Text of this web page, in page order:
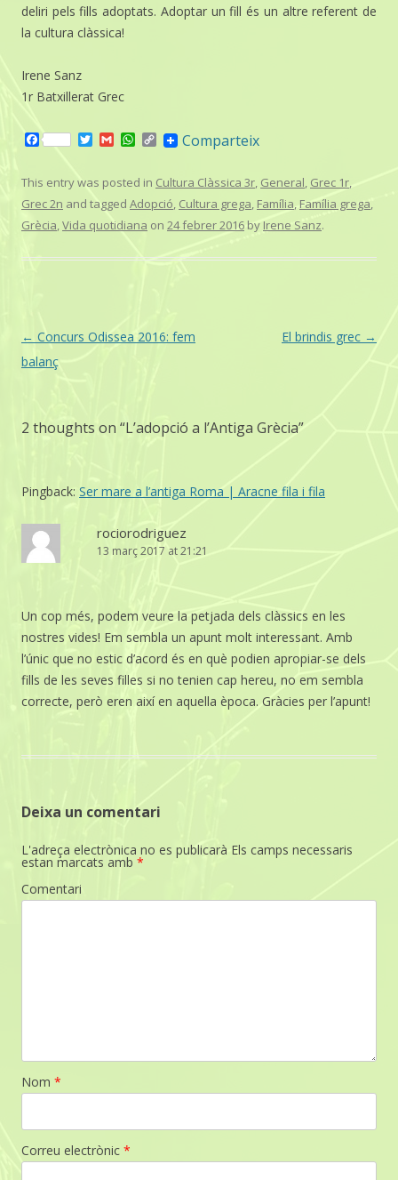
deliri pels fills adoptats. Adoptar un fill és un altre referent de
la cultura clàssica!
Irene Sanz
1r Batxillerat Grec
F
e
o
o
T
t
e
r
G
i
W
t
A
p
C
o
y
i
n
Comparteix
This entry was posted in Cultura Clàssica 3r, General, Grec 1r,
Grec 2n and tagged Adopció, Cultura grega, Família, Família grega,
Grècia,Vida quotidiana on 24 febrer 2016 byIrene Sanz.
Post
navigation
← Concurs Odissea 2016: fem
balanç
El brindis grec →
2 thoughts on “L’adopció a l’Antiga Grècia”
Pingback: Ser mare a l’antiga Roma | Aracne fila i fila
rociorodriguez
13 març 2017 at 21:21
Un cop més, podem veure la petjada dels clàssics en les
nostres vides! Em sembla un apunt molt interessant. Amb
l’únic que no estic d’acord és en què podien apropiar-se dels
fills de les seves filles si no tenien cap hereu, no em sembla
correcte, però eren així en aquella època. Gràcies per l’apunt!
Deixa un comentari
L'adreça electrònica no es publicarà Els camps necessaris
estan marcats amb *
Comentari
Nom *
Correu electrònic *